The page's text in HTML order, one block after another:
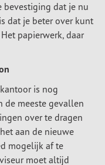
bevestiging dat je nu
dat je beter over kunt
papierwerk, daar
is nog
de meeste gevallen
over te dragen
aan de nieuwe
mogelijk af te
moet altijd